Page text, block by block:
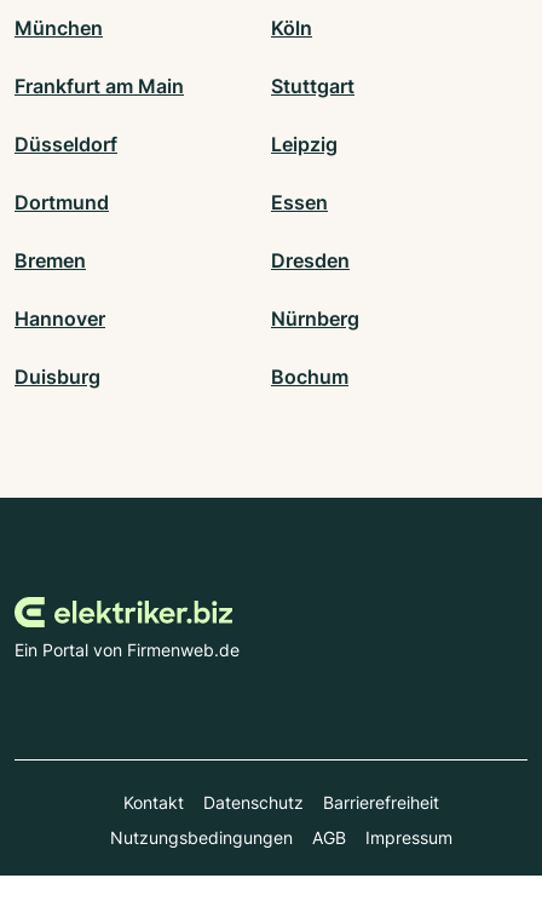
München Köln
Frankfurt am Main Stuttgart
Düsseldorf Leipzig
Dortmund Essen
Bremen Dresden
Hannover Nürnberg
Duisburg Bochum
Ein Portal von Firmenweb.de
Kontakt Datenschutz
Barrierefreiheit
Nutzungsbedingungen
AGB Impressum